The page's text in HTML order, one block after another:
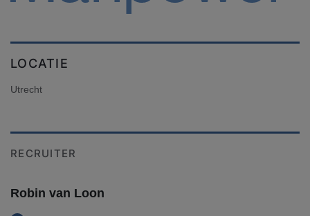
LOCATIE
Utrecht
RECRUITER
Robin van Loon